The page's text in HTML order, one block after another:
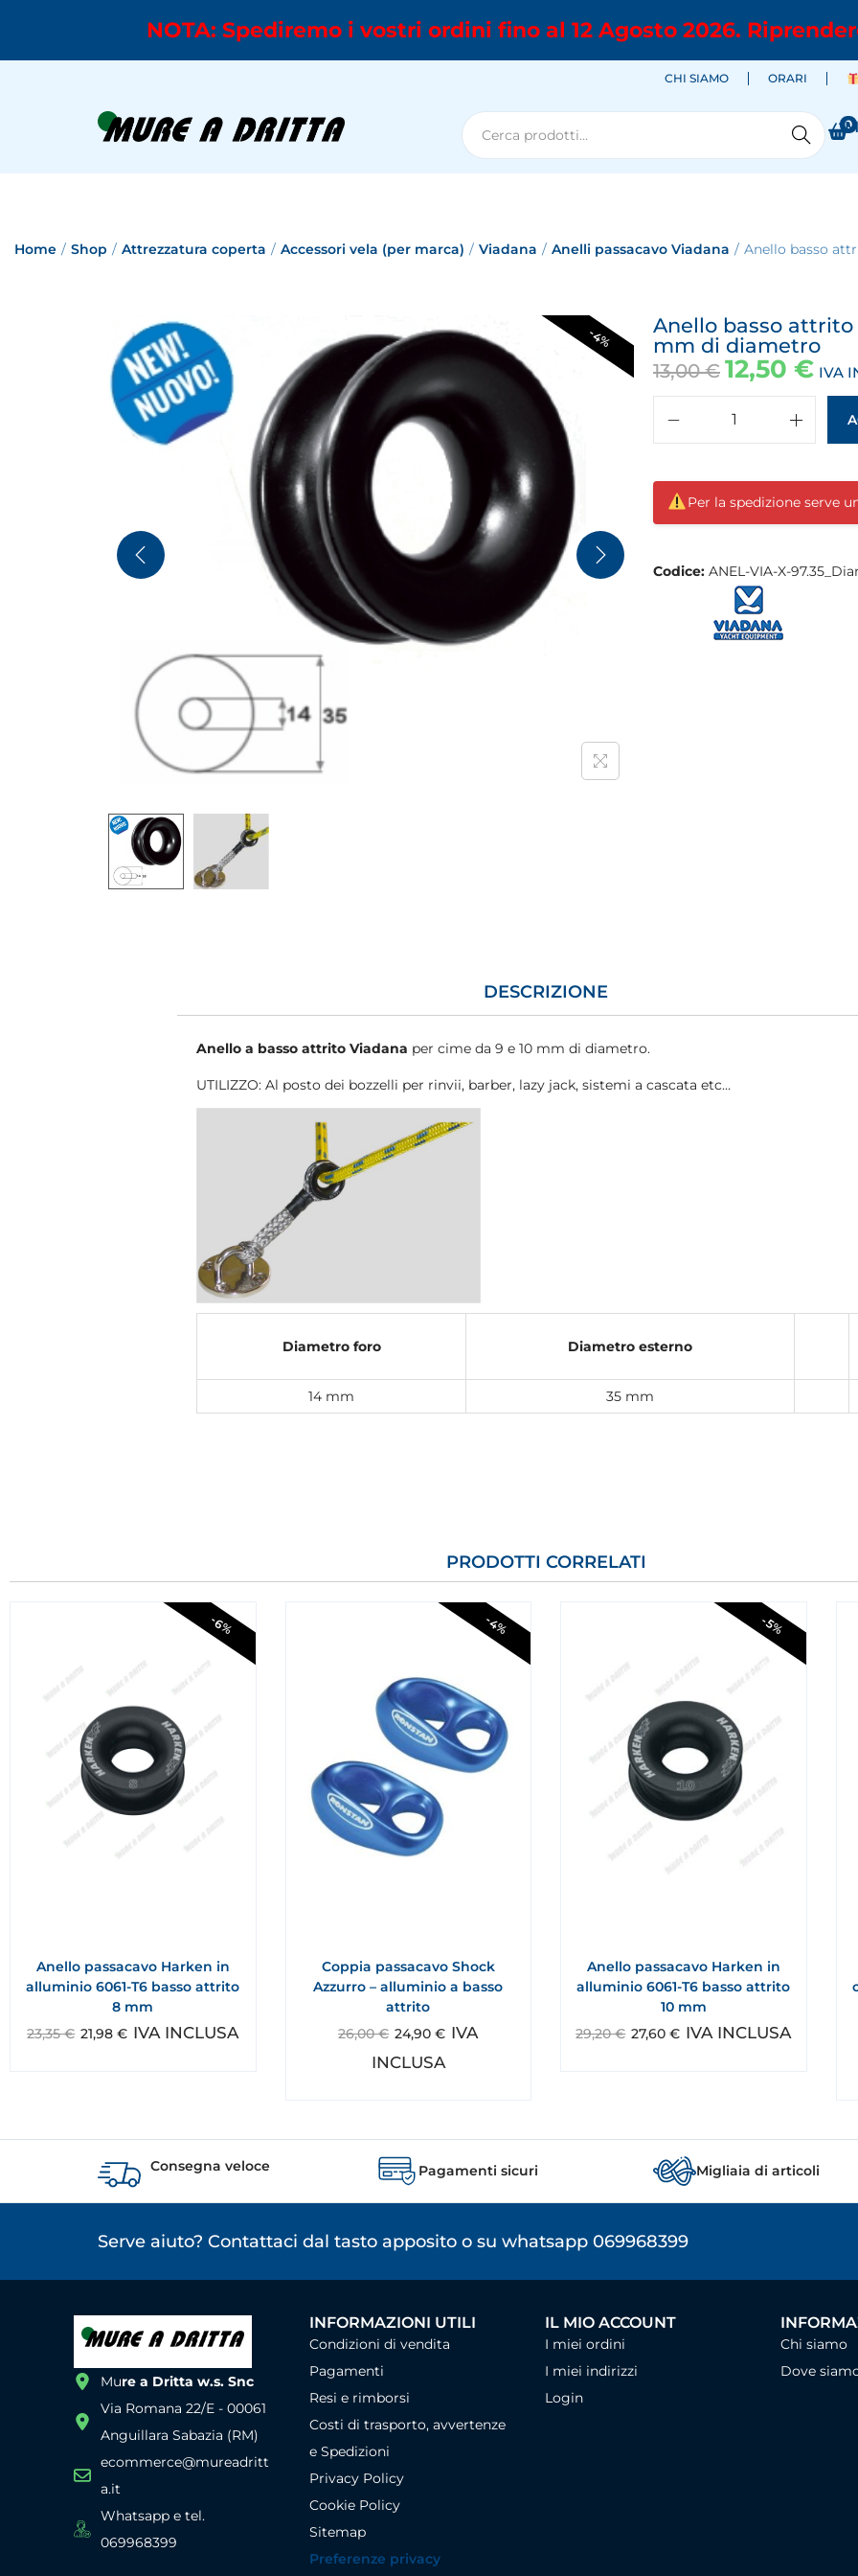
NOTA: Spediremo i vostri ordini fino al 12 Agosto 2026.
CHI SIAMO ORARI
Cerca
0
Home / Shop / Attrezzatura coperta / Accessori vela (per marca) / Viadana / Anelli passacavo Viadana / Anello basso
-4%
Anello basso attrito
mm di diametro
13,00€ 12,50 € IVA
Per la spedizione serve
Codice: ANEL-VIA-X-
DESCRIZIONE
Anello a basso attrito Viadana per cime da 9 e 10 mm di diametro.
UTILIZZO: Al posto dei bozzelli per rinvii, barber, lazy jack, sistemi a cascata etc…
Diametro foro Diametro esterno
14 mm 35 mm
PRODOTTI CORRELATI
-6%
Anello passacavo Harken in
alluminio 6061-T6 basso attrito
8 mm
23,35€ 21,98€ IVA INCLUSA
-4%
Coppia passacavo Shock
Azzurro – alluminio a basso
attrito
26,00€ 24,90€ IVA
INCLUSA
-5%
Anello passacavo Harken in
alluminio 6061-T6 basso attrito
10 mm
29,20€ 27,60€ IVA INCLUSA
Consegna veloce Pagamenti sicuri Migliaia di articoli
Serve aiuto? Contattaci dal tasto apposito o su whatsapp 069968399
Mure a Dritta w.s. Snc
Via Romana 22/E - 00061
Anguillara Sabazia (RM)
ecommerce@mureadritt
a.it
Whatsapp e tel.
069968399
INFORMAZIONI UTILI
Condizioni di vendita
Pagamenti
Resi e rimborsi
Costi di trasporto, avvertenze
e Spedizioni
Privacy Policy
Cookie Policy
Sitemap
Preferenze privacy
IL MIO ACCOUNT
I miei ordini
I miei indirizzi
Login
Chi siamo
Dove